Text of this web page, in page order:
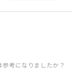
参考になりましたか？